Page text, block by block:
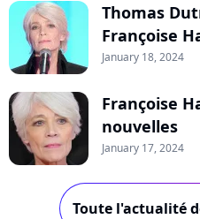
Thomas
Françoise
January 18, 2024
Françoise
nouvelles
January 17, 2024
Toute l'actualité